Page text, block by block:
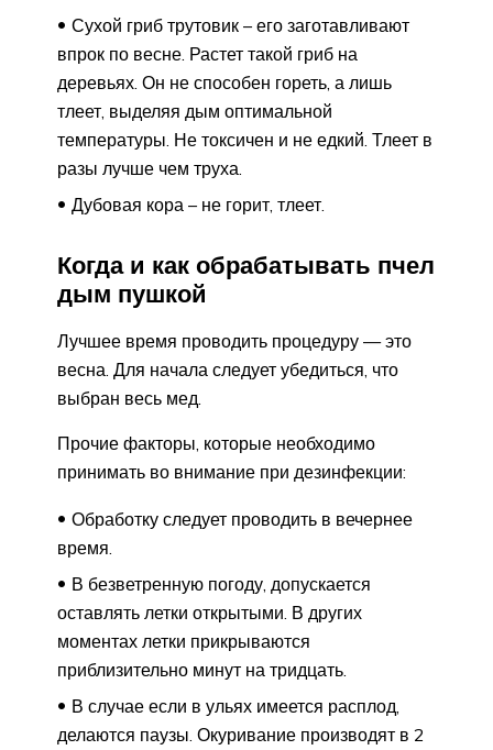
Сухой гриб трутовик – его заготавливают
впрок по весне. Растет такой гриб на
деревьях. Он не способен гореть, а лишь
тлеет, выделяя дым оптимальной
температуры. Не токсичен и не едкий. Тлеет в
разы лучше чем труха.
Дубовая кора – не горит, тлеет.
Когда и как обрабатывать пчел
дым пушкой
Лучшее время проводить процедуру — это
весна. Для начала следует убедиться, что
выбран весь мед.
Прочие факторы, которые необходимо
принимать во внимание при дезинфекции:
Обработку следует проводить в вечернее
время.
В безветренную погоду, допускается
оставлять летки открытыми. В других
моментах летки прикрываются
приблизительно минут на тридцать.
В случае если в ульях имеется расплод,
делаются паузы. Окуривание производят в 2